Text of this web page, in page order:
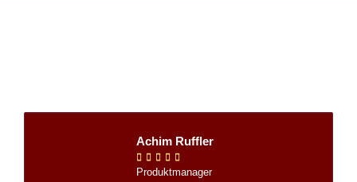
Achim Ruffler
    
Produktmanager